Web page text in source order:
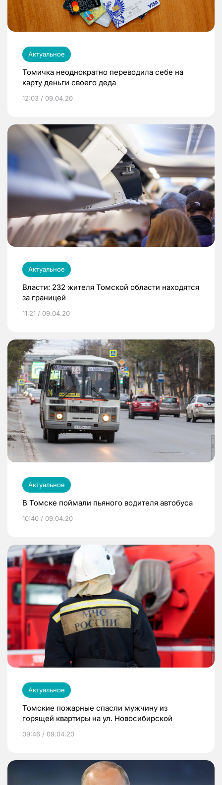
Актуальное
Томичка неоднократно переводила себе на
карту деньги своего деда
12:03 / 09.04.20
Актуальное
Власти: 232 жителя Томской области находятся
за границей
11:21 / 09.04.20
Актуальное
В Томске поймали пьяного водителя автобуса
10:40 / 09.04.20
Актуальное
Томские пожарные спасли мужчину из
горящей квартиры на ул. Новосибирской
09:46 / 09.04.20